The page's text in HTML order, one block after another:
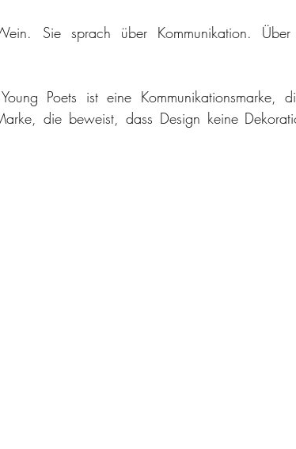
Sie sprach über Kommunikation. Über
Poets ist eine Kommunikationsmarke,
die beweist, dass Design keine